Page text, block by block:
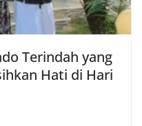
Terindah yang
Hati di Hari